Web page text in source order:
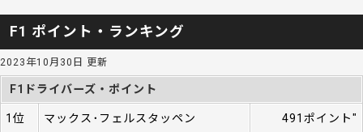
F1 ポイント・ランキング
2023年10月30日 更新
F1ドライバーズ・ポイント
1位 マックス･フェルスタッペン 491ポイント"